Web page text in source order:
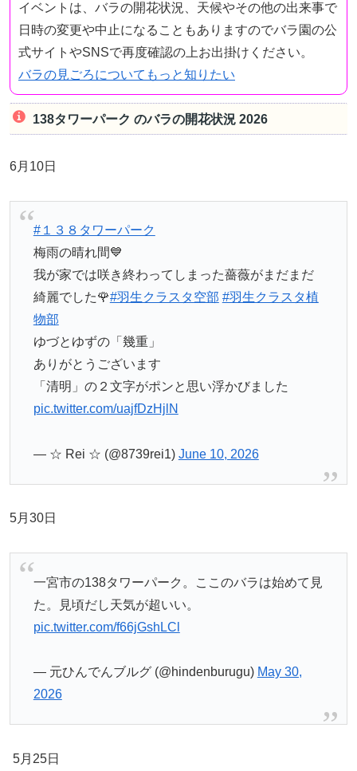
イベントは、バラの開花状況、天候やその他の出来事で
日時の変更や中止になることもありますのでバラ園の公
式サイトやSNSで再度確認の上お出掛けください。
バラの見ごろについてもっと知りたい
138タワーパーク のバラの開花状況 2026
6月10日
#１３８タワーパーク
梅雨の晴れ間💙
我が家では咲き終わってしまった薔薇がまだまだ
綺麗でした🌹#羽生クラスタ空部 #羽生クラスタ植
物部
ゆづとゆずの「幾重」
ありがとうございます
「清明」の２文字がポンと思い浮かびました
pic.twitter.com/uajfDzHjlN
— ☆ Rei ☆ (@8739rei1) June 10, 2026
5月30日
一宮市の138タワーパーク。ここのバラは始めて見
た。見頃だし天気が超いい。
pic.twitter.com/f66jGshLCl
— 元ひんでんブルグ (@hindenburugu) May 30,
2026
5月25日